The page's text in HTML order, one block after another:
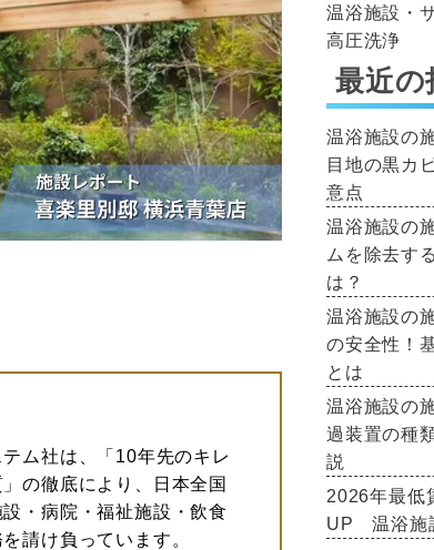
ム社は、「10年先のキレ
の徹底により、日本全国
・病院・福祉施設・飲食
請け負っています。
温浴施設・
高圧洗浄
最近の
温浴施設の
目地の黒カ
意点
温浴施設の
ムを除去す
は？
温浴施設の
の安全性！
とは
温浴施設の
過装置の種
説
2026年最低
UP 温浴施